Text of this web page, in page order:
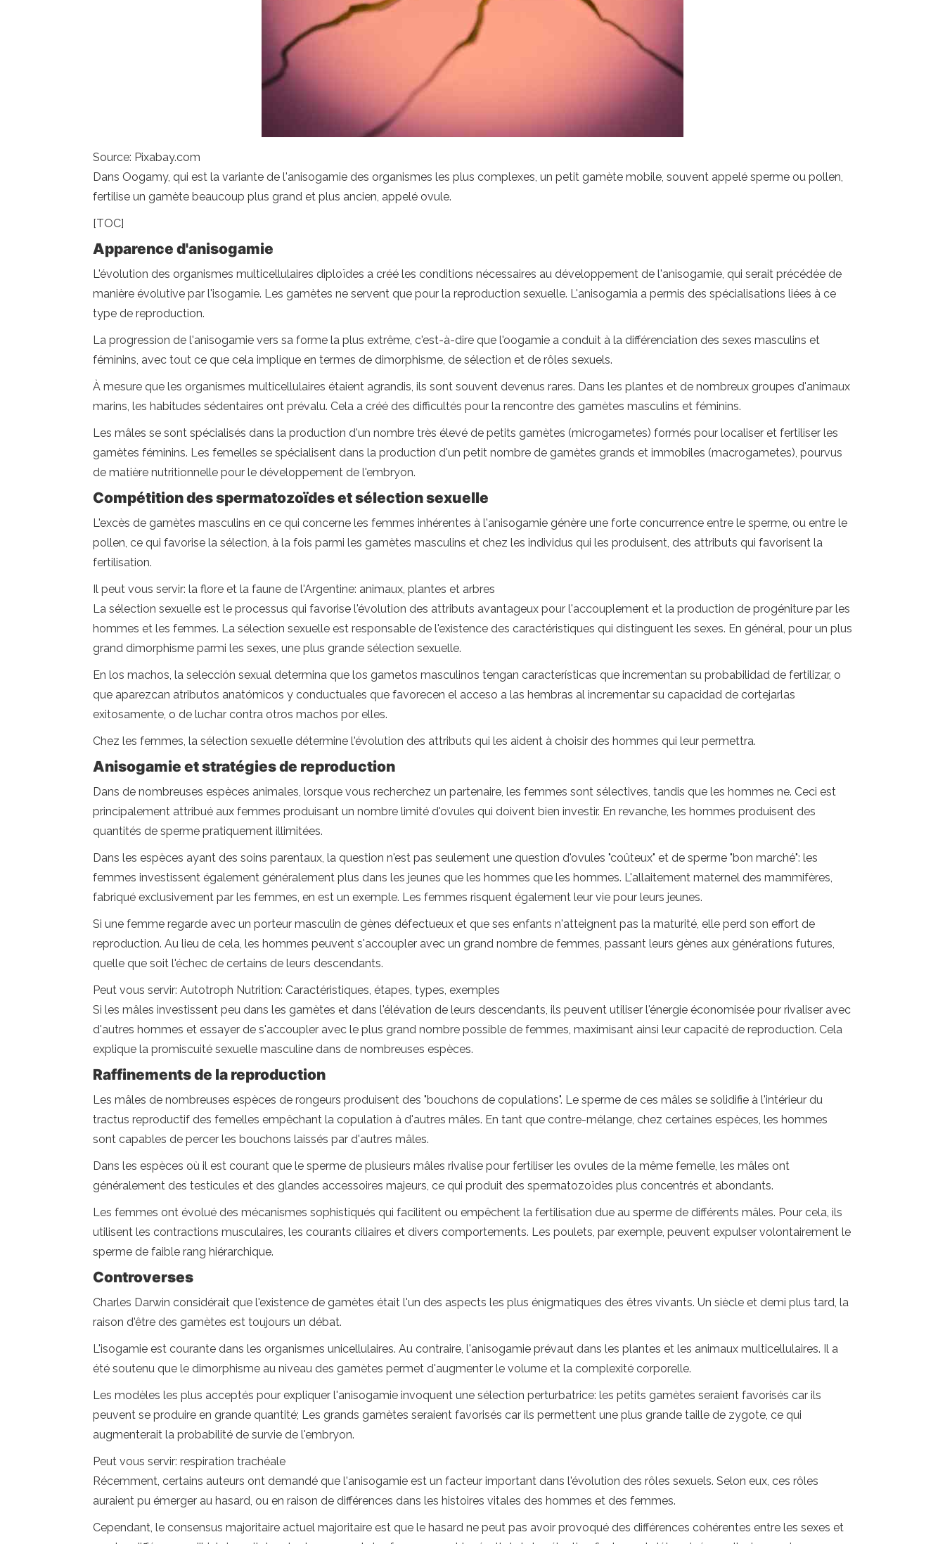
Source: Pixabay.com
Dans Oogamy, qui est la variante de l'anisogamie des organismes les plus complexes, un petit gamète mobile, souvent appelé sperme ou pollen,
fertilise un gamète beaucoup plus grand et plus ancien, appelé ovule.
[TOC]
Apparence d'anisogamie
L'évolution des organismes multicellulaires diploïdes a créé les conditions nécessaires au développement de l'anisogamie, qui serait précédée de
manière évolutive par l'isogamie. Les gamètes ne servent que pour la reproduction sexuelle. L'anisogamia a permis des spécialisations liées à ce
type de reproduction.
La progression de l'anisogamie vers sa forme la plus extrême, c'est-à-dire que l'oogamie a conduit à la différenciation des sexes masculins et
féminins, avec tout ce que cela implique en termes de dimorphisme, de sélection et de rôles sexuels.
À mesure que les organismes multicellulaires étaient agrandis, ils sont souvent devenus rares. Dans les plantes et de nombreux groupes d'animaux
marins, les habitudes sédentaires ont prévalu. Cela a créé des difficultés pour la rencontre des gamètes masculins et féminins.
Les mâles se sont spécialisés dans la production d'un nombre très élevé de petits gamètes (microgametes) formés pour localiser et fertiliser les
gamètes féminins. Les femelles se spécialisent dans la production d'un petit nombre de gamètes grands et immobiles (macrogametes), pourvus
de matière nutritionnelle pour le développement de l'embryon.
Compétition des spermatozoïdes et sélection sexuelle
L'excès de gamètes masculins en ce qui concerne les femmes inhérentes à l'anisogamie génère une forte concurrence entre le sperme, ou entre le
pollen, ce qui favorise la sélection, à la fois parmi les gamètes masculins et chez les individus qui les produisent, des attributs qui favorisent la
fertilisation.
Il peut vous servir: la flore et la faune de l'Argentine: animaux, plantes et arbres
La sélection sexuelle est le processus qui favorise l'évolution des attributs avantageux pour l'accouplement et la production de progéniture par les
hommes et les femmes. La sélection sexuelle est responsable de l'existence des caractéristiques qui distinguent les sexes. En général, pour un plus
grand dimorphisme parmi les sexes, une plus grande sélection sexuelle.
En los machos, la selección sexual determina que los gametos masculinos tengan características que incrementan su probabilidad de fertilizar, o
que aparezcan atributos anatómicos y conductuales que favorecen el acceso a las hembras al incrementar su capacidad de cortejarlas
exitosamente, o de luchar contra otros machos por elles.
Chez les femmes, la sélection sexuelle détermine l'évolution des attributs qui les aident à choisir des hommes qui leur permettra.
Anisogamie et stratégies de reproduction
Dans de nombreuses espèces animales, lorsque vous recherchez un partenaire, les femmes sont sélectives, tandis que les hommes ne. Ceci est
principalement attribué aux femmes produisant un nombre limité d'ovules qui doivent bien investir. En revanche, les hommes produisent des
quantités de sperme pratiquement illimitées.
Dans les espèces ayant des soins parentaux, la question n'est pas seulement une question d'ovules "coûteux" et de sperme "bon marché": les
femmes investissent également généralement plus dans les jeunes que les hommes que les hommes. L'allaitement maternel des mammifères,
fabriqué exclusivement par les femmes, en est un exemple. Les femmes risquent également leur vie pour leurs jeunes.
Si une femme regarde avec un porteur masculin de gènes défectueux et que ses enfants n'atteignent pas la maturité, elle perd son effort de
reproduction. Au lieu de cela, les hommes peuvent s'accoupler avec un grand nombre de femmes, passant leurs gènes aux générations futures,
quelle que soit l'échec de certains de leurs descendants.
Peut vous servir: Autotroph Nutrition: Caractéristiques, étapes, types, exemples
Si les mâles investissent peu dans les gamètes et dans l'élévation de leurs descendants, ils peuvent utiliser l'énergie économisée pour rivaliser avec
d'autres hommes et essayer de s'accoupler avec le plus grand nombre possible de femmes, maximisant ainsi leur capacité de reproduction. Cela
explique la promiscuité sexuelle masculine dans de nombreuses espèces.
Raffinements de la reproduction
Les mâles de nombreuses espèces de rongeurs produisent des "bouchons de copulations". Le sperme de ces mâles se solidifie à l'intérieur du
tractus reproductif des femelles empêchant la copulation à d'autres mâles. En tant que contre-mélange, chez certaines espèces, les hommes
sont capables de percer les bouchons laissés par d'autres mâles.
Dans les espèces où il est courant que le sperme de plusieurs mâles rivalise pour fertiliser les ovules de la même femelle, les mâles ont
généralement des testicules et des glandes accessoires majeurs, ce qui produit des spermatozoïdes plus concentrés et abondants.
Les femmes ont évolué des mécanismes sophistiqués qui facilitent ou empêchent la fertilisation due au sperme de différents mâles. Pour cela, ils
utilisent les contractions musculaires, les courants ciliaires et divers comportements. Les poulets, par exemple, peuvent expulser volontairement le
sperme de faible rang hiérarchique.
Controverses
Charles Darwin considérait que l'existence de gamètes était l'un des aspects les plus énigmatiques des êtres vivants. Un siècle et demi plus tard, la
raison d'être des gamètes est toujours un débat.
L'isogamie est courante dans les organismes unicellulaires. Au contraire, l'anisogamie prévaut dans les plantes et les animaux multicellulaires. Il a
été soutenu que le dimorphisme au niveau des gamètes permet d'augmenter le volume et la complexité corporelle.
Les modèles les plus acceptés pour expliquer l'anisogamie invoquent une sélection perturbatrice: les petits gamètes seraient favorisés car ils
peuvent se produire en grande quantité; Les grands gamètes seraient favorisés car ils permettent une plus grande taille de zygote, ce qui
augmenterait la probabilité de survie de l'embryon.
Peut vous servir: respiration trachéale
Récemment, certains auteurs ont demandé que l'anisogamie est un facteur important dans l'évolution des rôles sexuels. Selon eux, ces rôles
auraient pu émerger au hasard, ou en raison de différences dans les histoires vitales des hommes et des femmes.
Cependant, le consensus majoritaire actuel majoritaire est que le hasard ne peut pas avoir provoqué des différences cohérentes entre les sexes et